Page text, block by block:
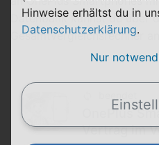
Datenbank kannst du über
Gesamtvergleichsrechner
OnePlus
Vertrag im
Hinweise erhältst du in
Datenschutzerklärung.
Nur